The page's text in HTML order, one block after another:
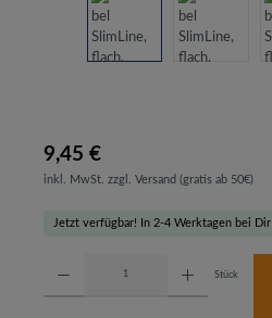
9,45 €
inkl. MwSt. zzgl. Versand (gratis ab 50€)
Jetzt verfügbar! In 2-4 Werktagen bei Dir
Stück